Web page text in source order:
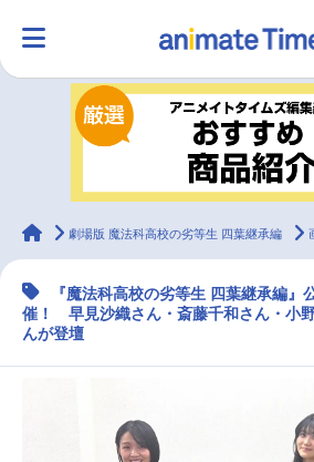
ランキング アニ
ラジオ グッ
マンガ・ラノベ ゲーム・アプリ 音
animateTimes
劇場版 魔法科高校の劣等生 四葉継承編
『魔法科高校の劣等生 四葉継承編』
催！ 早見沙織さん・斎藤千和さん・小
んが登壇